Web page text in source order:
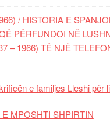
/ HISTORIA E
PËRFUNDOI NË
– 1966) TË NJË
e familjes Lleshi për
MPOSHTI SHPIRTIN